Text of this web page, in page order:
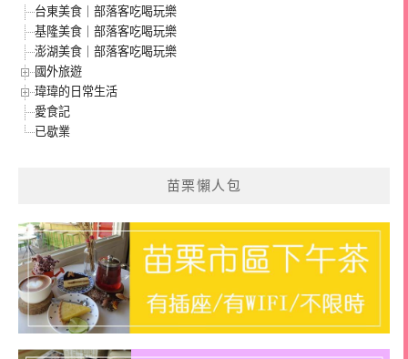
台東美食｜部落客吃喝玩樂
基隆美食｜部落客吃喝玩樂
澎湖美食｜部落客吃喝玩樂
國外旅遊
瑋瑋的日常生活
愛食記
已歇業
苗栗懶人包